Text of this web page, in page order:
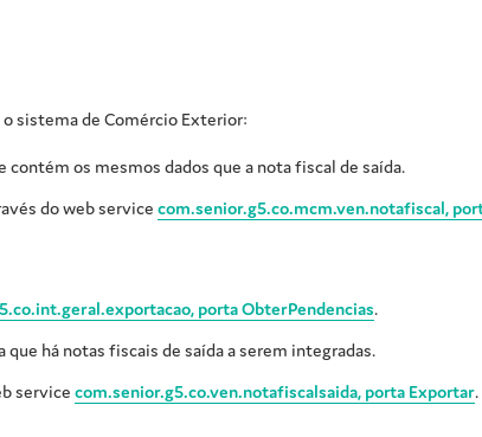
o sistema de Comércio Exterior:
os mesmos dados que a nota fiscal de saída.
do web service com.senior.g5.co.mcm.ven.notafiscal,
porta ObterPendencias.
há notas fiscais de saída a serem integradas.
service com.senior.g5.co.ven.notafiscalsaida, porta Exportar